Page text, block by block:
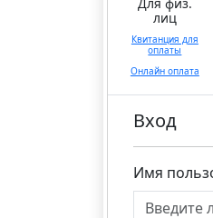
лиц
Квитанция для
оплаты
Онлайн оплата
Вход
Имя